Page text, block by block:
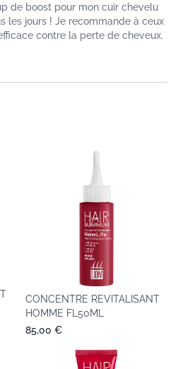
de boost pour mon cuir chevelu
les jours ! Je recommande à ceux
contre la perte de cheveux.
CONCENTRE REVITALISANT
HOMME FL50ML
85,00 €